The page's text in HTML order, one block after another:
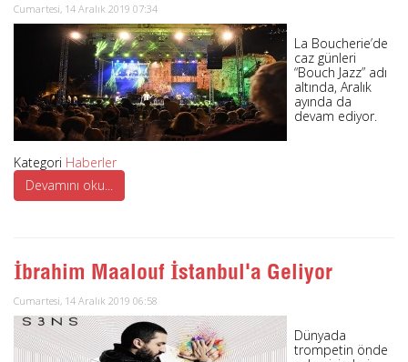
Cumartesi, 14 Aralık 2019 07:34
La Boucherie’de
caz günleri
“Bouch Jazz” adı
altında, Aralık
ayında da
devam ediyor.
Kategori Haberler
Devamını oku...
İbrahim Maalouf İstanbul'a Geliyor
Cumartesi, 14 Aralık 2019 06:58
Dünyada
trompetin önde